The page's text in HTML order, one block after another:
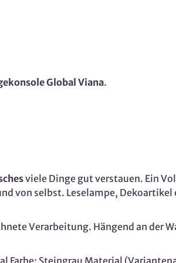
Global Viana.
viele Dinge gut verstauen. Ein
von selbst. Leselampe,
Verarbeitung. Hängend an der